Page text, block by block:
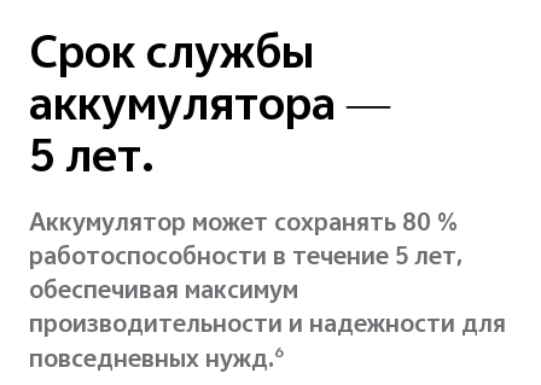
Срок службы
аккумулятора —
5 лет.
Аккумулятор может сохранять 80 %
работоспособности в течение 5 лет,
обеспечивая максимум
производительности и надежности для
повседневных нужд.6